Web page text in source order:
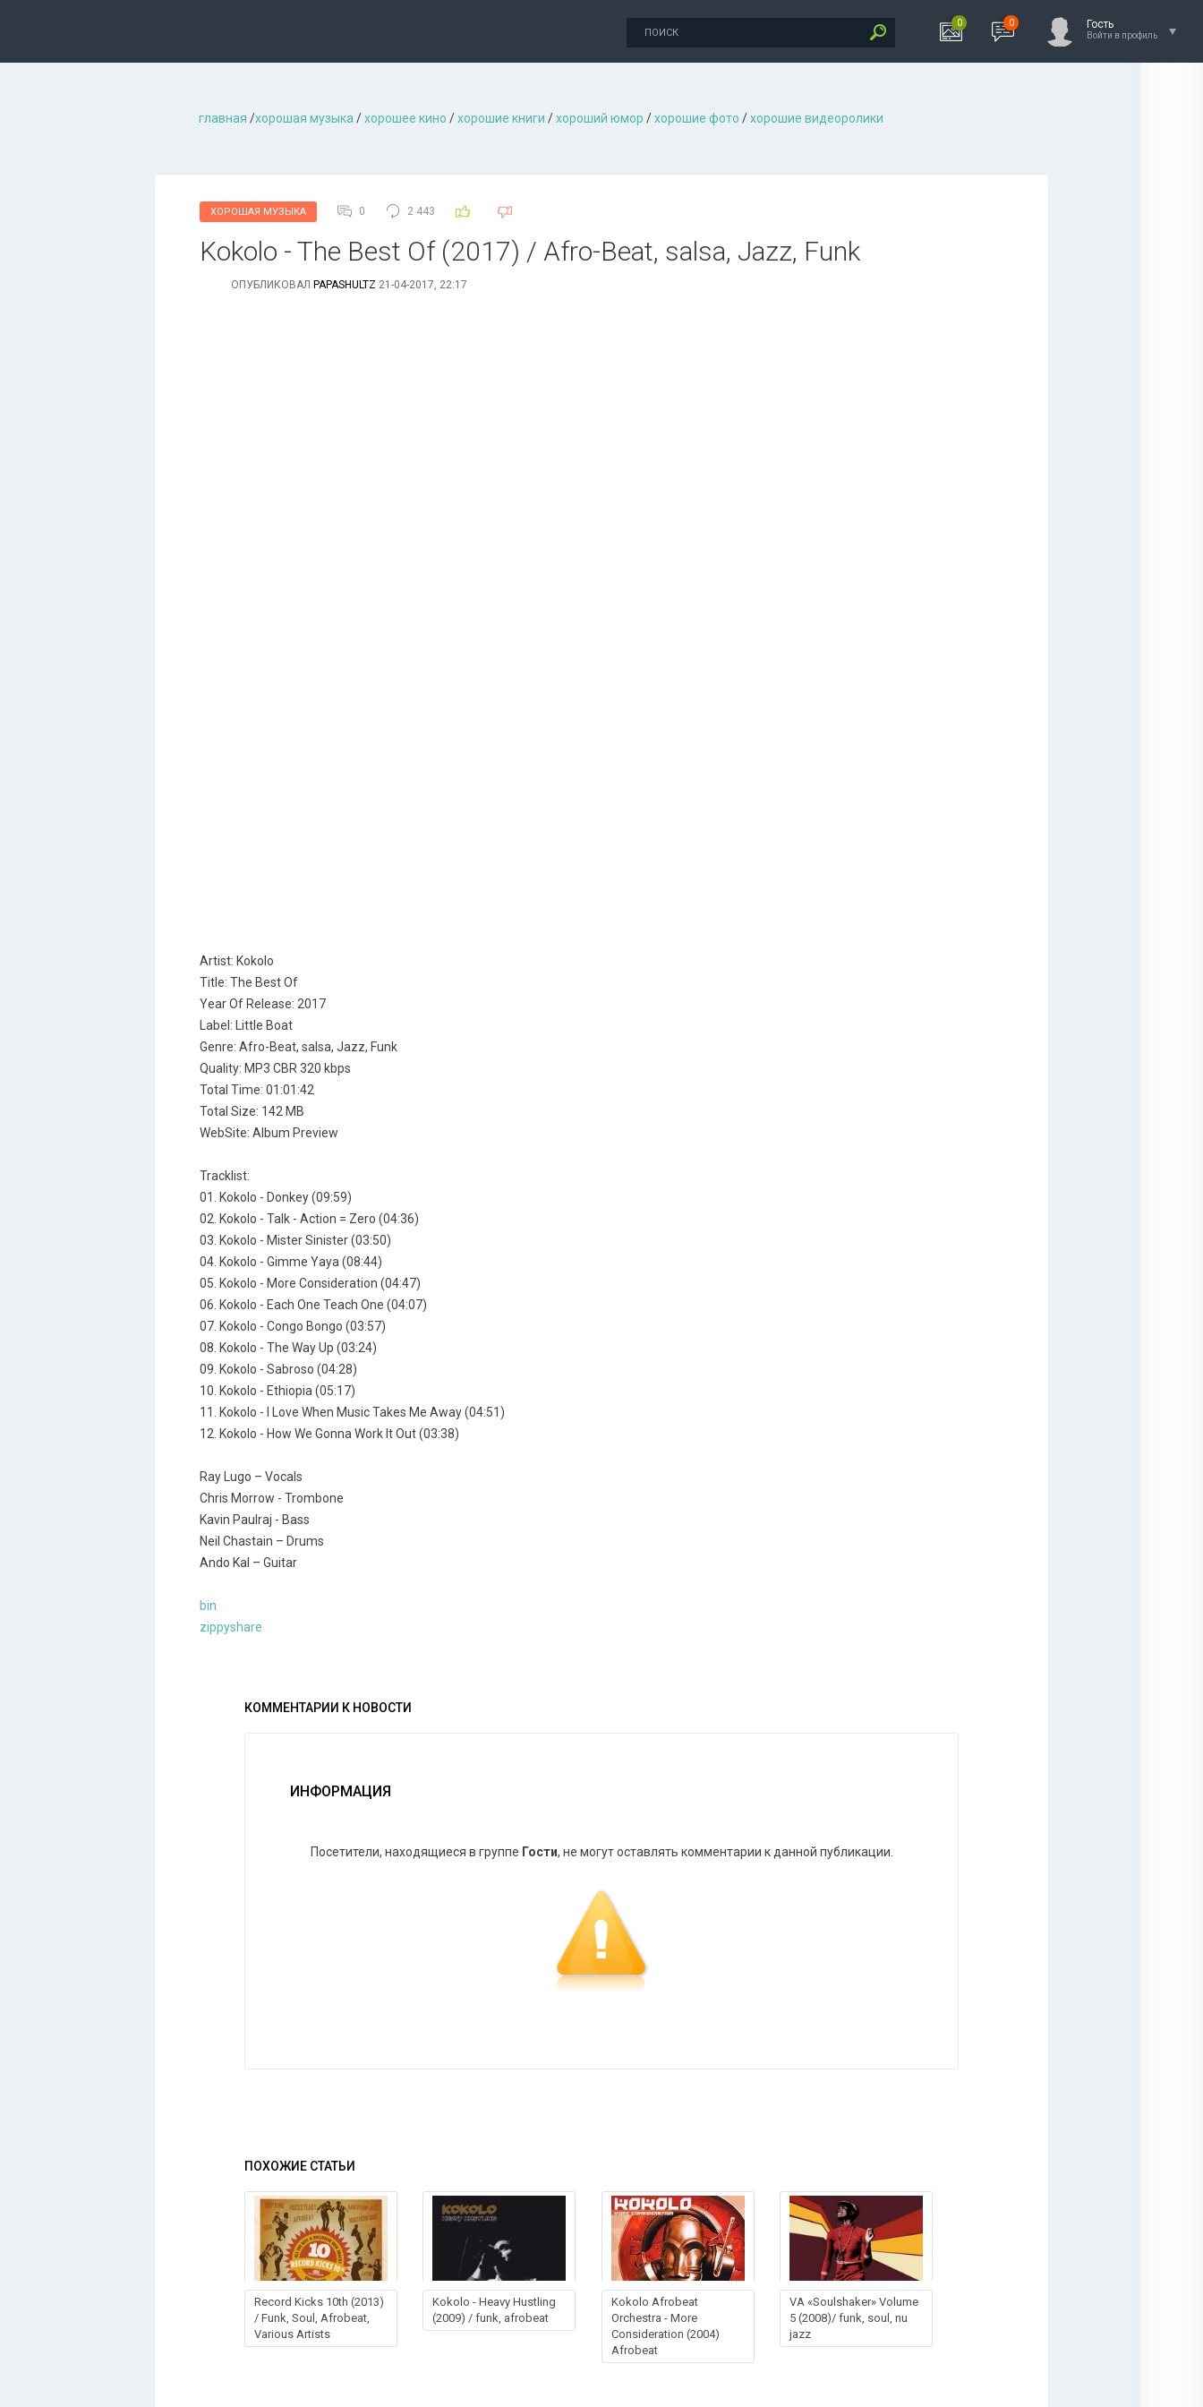
0 0 Гость
Войти в профиль
главная /хорошая музыкa /хорошее кино /хорошие книги /хороший юмор /хорошие фото /хорошие видеоролики
ХОРОШАЯ МУЗЫКА 0 2 443
Kokolo - The Best Of (2017) / Afro-Beat, salsa, Jazz, Funk
ОПУБЛИКОВАЛ PAPASHULTZ 21-04-2017, 22:17
Artist: Kokolo
Title: The Best Of
Year Of Release: 2017
Label: Little Boat
Genre: Afro-Beat, salsa, Jazz, Funk
Quality: MP3 CBR 320 kbps
Total Time: 01:01:42
Total Size: 142 MB
WebSite: Album Preview
Tracklist:
01. Kokolo - Donkey (09:59)
02. Kokolo - Talk - Action = Zero (04:36)
03. Kokolo - Mister Sinister (03:50)
04. Kokolo - Gimme Yaya (08:44)
05. Kokolo - More Consideration (04:47)
06. Kokolo - Each One Teach One (04:07)
07. Kokolo - Congo Bongo (03:57)
08. Kokolo - The Way Up (03:24)
09. Kokolo - Sabroso (04:28)
10. Kokolo - Ethiopia (05:17)
11. Kokolo - I Love When Music Takes Me Away (04:51)
12. Kokolo - How We Gonna Work It Out (03:38)
Ray Lugo – Vocals
Chris Morrow - Trombone
Kavin Paulraj - Bass
Neil Chastain – Drums
Ando Kal – Guitar
bin
zippyshare
КОММЕНТАРИИ К НОВОСТИ
ИНФОРМАЦИЯ
Посетители, находящиеся в группе Гости, не могут оставлять комментарии к данной публикации.
ПОХОЖИЕ СТАТЬИ
Record Kicks 10th (2013)
/ Funk, Soul, Afrobeat,
Various Artists
Kokolo - Heavy Hustling
(2009) / funk, afrobeat
Kokolo Afrobeat
Orchestra - More
Consideration (2004)
Afrobeat
VA «Soulshaker» Volume
5 (2008)/ funk, soul, nu
jazz